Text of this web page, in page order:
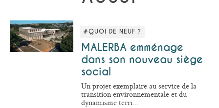
#QUOI DE NEUF ?
MALERBA emménage
dans son nouveau siège
social
Un projet exemplaire au service de la
transition environnementale et du
dynamisme terri...